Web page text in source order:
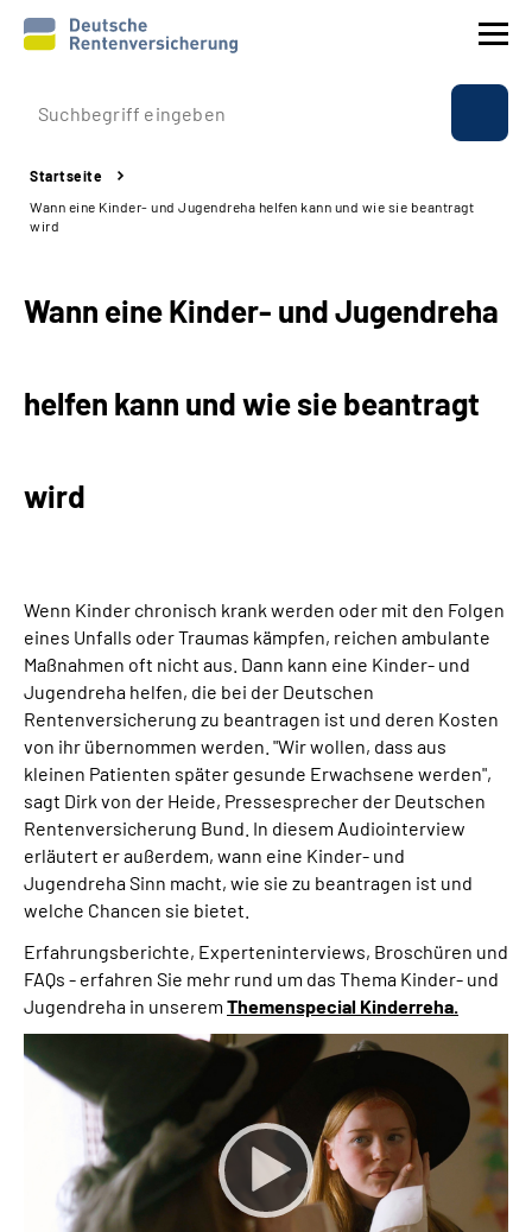
Prävention
Reha
Beratung & Kontakt
Experten
Language
Inhalte in Gebärdensprache (DGS)
Leichte Sprache
Mein Kundenportal
Startseite
Wann eine Kinder- und Jugendreha helfen kann und wie sie beantragt
wird
Wann eine Kinder- und Jugendreha
helfen kann und wie sie beantragt
wird
Wenn Kinder chronisch krank werden oder mit den Folgen
eines Unfalls oder Traumas kämpfen, reichen ambulante
Maßnahmen oft nicht aus. Dann kann eine Kinder- und
Jugendreha helfen, die bei der Deutschen
Rentenversicherung zu beantragen ist und deren Kosten
von ihr übernommen werden. "Wir wollen, dass aus
kleinen Patienten später gesunde Erwachsene werden",
sagt Dirk von der Heide, Pressesprecher der Deutschen
Rentenversicherung Bund. In diesem Audiointerview
erläutert er außerdem, wann eine Kinder- und
Jugendreha Sinn macht, wie sie zu beantragen ist und
welche Chancen sie bietet.
Erfahrungsberichte, Experteninterviews, Broschüren und
FAQs - erfahren Sie mehr rund um das Thema Kinder- und
Jugendreha in unserem Themenspecial Kinderreha.